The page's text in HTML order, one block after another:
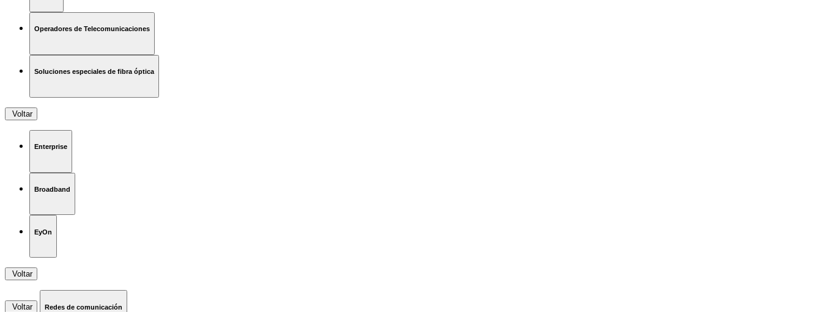
Operadores de Telecomunicaciones
Soluciones especiales de fibra óptica
Voltar
Enterprise
Broadband
EyOn
Voltar
Voltar Redes de comunicación